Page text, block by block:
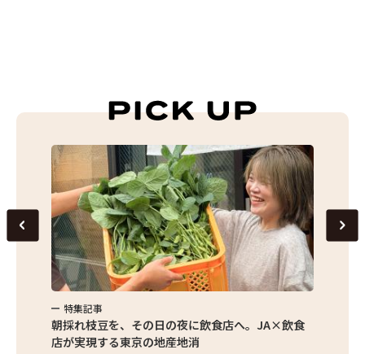
特集記事
朝採れ枝豆を、その日の夜に飲食店へ。JA×飲食
店が実現する東京の地産地消